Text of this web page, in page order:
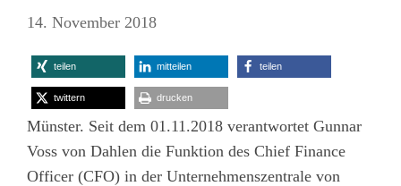
14. November 2018
teilen mitteilen teilen
twittern drucken
Münster. Seit dem 01.11.2018 verantwortet Gunnar
Voss von Dahlen die Funktion des Chief Finance
Officer (CFO) in der Unternehmenszentrale von